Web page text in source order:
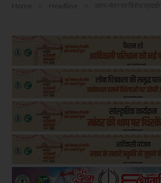
Home Headline